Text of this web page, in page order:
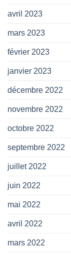
avril 2023
mars 2023
février 2023
janvier 2023
décembre 2022
novembre 2022
octobre 2022
septembre 2022
juillet 2022
juin 2022
mai 2022
avril 2022
mars 2022